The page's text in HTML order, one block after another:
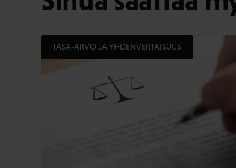
TASA-ARVO JA YHDENVERTAISUUS